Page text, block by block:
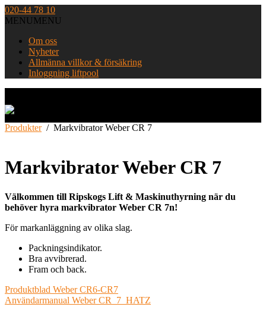
Skip
to
020-44 78 10
MENUMENU
Om oss
Nyheter
Allmänna villkor & försäkring
Inloggning liftpool
Produkter/ Markvibrator Weber CR 7
Markvibrator Weber CR 7
Välkommen till Ripskogs Lift & Maskinuthyrning när du
behöver hyra markvibrator Weber CR 7n!
För markanläggning av olika slag.
Packningsindikator.
Bra avvibrerad.
Fram och back.
Produktblad Weber CR6-CR7
Användarmanual Weber CR_7_HATZ